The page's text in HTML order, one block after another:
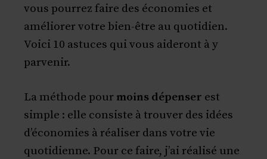
vous pourrez faire des économies et
améliorer votre bien-être au quotidien.
Voici 10 astuces qui vous aideront à y
parvenir.
La méthode pour moins dépenser est
simple : elle consiste à trouver des idées
d’économies à réaliser dans votre vie
quotidienne. Pour ce faire, j’ai réalisé une